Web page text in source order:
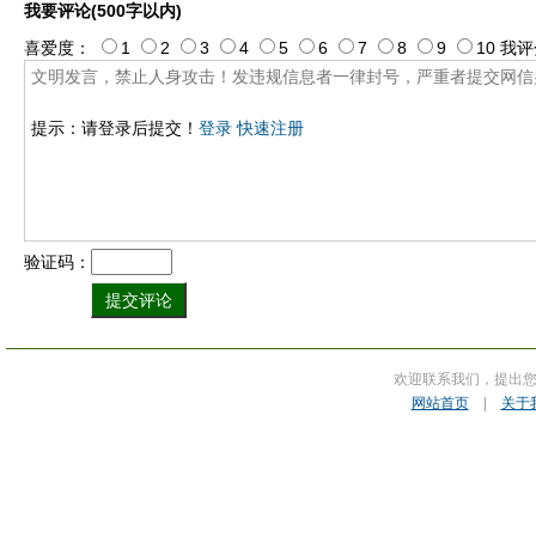
我要评论(500字以内)
提示：请登录后提交！ 登录 快速注册
喜爱度： 1 2 3 4 5 6 7 8 9 10 我评
验证码：
欢迎联系我们，提出
网站首页| 关于